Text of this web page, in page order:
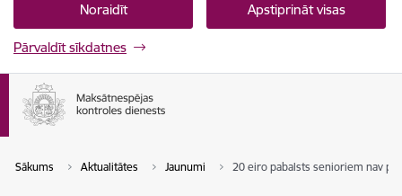
Noraidīt Apstiprināt visas
Pārvaldīt sīkdatnes
Sākums Aktualitātes Jaunumi 20 eiro pabalsts senioriem nav